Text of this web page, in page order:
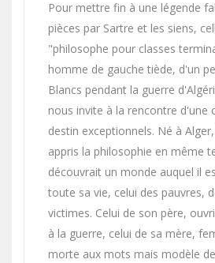
Pour mettre fin à une légende
pièces par Sartre et les siens,
"philosophe pour classes
homme de gauche tiède, d'un
Blancs pendant la guerre
nous invite à la rencontre d'une
destin exceptionnels. Né à
appris la philosophie en même
découvrait un monde auquel il
toute sa vie, celui des pauvres,
victimes. Celui de son père,
à la guerre, celui de sa mère,
morte aux mots mais modèle